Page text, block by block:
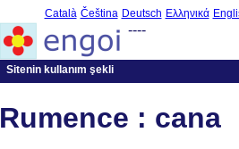
Català Čeština Deutsch Ελληνικά
----
Sitenin kullanım şekli
Rumence : cana